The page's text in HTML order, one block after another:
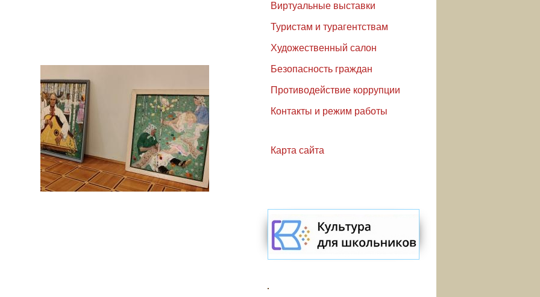
Виртуальные выставки
Туристам и турагентствам
Художественный салон
Безопасность граждан
Противодействие коррупции
Контакты и режим работы
Карта сайта